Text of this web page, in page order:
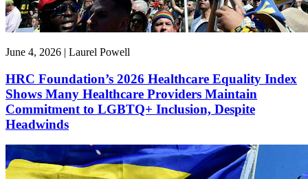
June 4, 2026 | Laurel Powell
HRC Foundation’s 2026 Healthcare Equality Index
Shows Many Healthcare Providers Maintain
Commitment to LGBTQ+ Inclusion, Despite
Headwinds